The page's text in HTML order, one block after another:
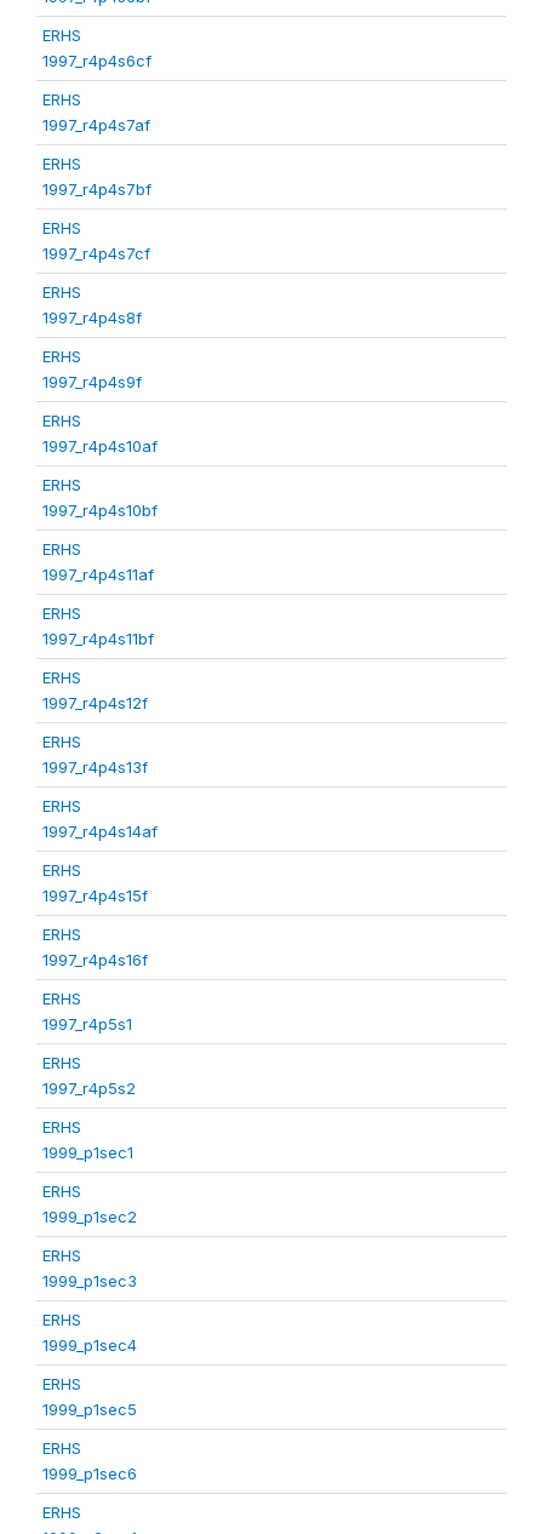
ERHS
1997_r4p4s6cf
ERHS
1997_r4p4s7af
ERHS
1997_r4p4s7bf
ERHS
1997_r4p4s7cf
ERHS
1997_r4p4s8f
ERHS
1997_r4p4s9f
ERHS
1997_r4p4s10af
ERHS
1997_r4p4s10bf
ERHS
1997_r4p4s11af
ERHS
1997_r4p4s11bf
ERHS
1997_r4p4s12f
ERHS
1997_r4p4s13f
ERHS
1997_r4p4s14af
ERHS
1997_r4p4s15f
ERHS
1997_r4p4s16f
ERHS
1997_r4p5s1
ERHS
1997_r4p5s2
ERHS
1999_p1sec1
ERHS
1999_p1sec2
ERHS
1999_p1sec3
ERHS
1999_p1sec4
ERHS
1999_p1sec5
ERHS
1999_p1sec6
ERHS